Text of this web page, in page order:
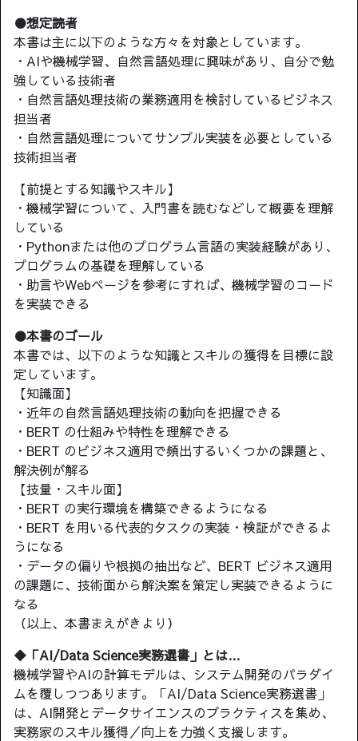
●想定読者
本書は主に以下のような方々を対象としています。
・AIや機械学習、自然言語処理に興味があり、自分で勉
強している技術者
・自然言語処理技術の業務適用を検討しているビジネス
担当者
・自然言語処理についてサンプル実装を必要としている
技術担当者
【前提とする知識やスキル】
・機械学習について、入門書を読むなどして概要を理解
している
・Pythonまたは他のプログラム言語の実装経験があり、
プログラムの基礎を理解している
・助言やWebページを参考にすれば、機械学習のコード
を実装できる
●本書のゴール
本書では、以下のような知識とスキルの獲得を目標に設
定しています。
【知識面】
・近年の自然言語処理技術の動向を把握できる
・BERT の仕組みや特性を理解できる
・BERT のビジネス適用で頻出するいくつかの課題と、
解決例が解る
【技量・スキル面】
・BERT の実行環境を構築できるようになる
・BERT を用いる代表的タスクの実装・検証ができるよ
うになる
・データの偏りや根拠の抽出など、BERT ビジネス適用
の課題に、技術面から解決案を策定し実装できるように
なる
（以上、本書まえがきより）
◆「AI/Data Science実務選書」とは…
機械学習やAIの計算モデルは、システム開発のパラダイ
ムを覆しつつあります。「AI/Data Science実務選書」
は、AI開発とデータサイエンスのプラクティスを集め、
実務家のスキル獲得／向上を力強く支援します。